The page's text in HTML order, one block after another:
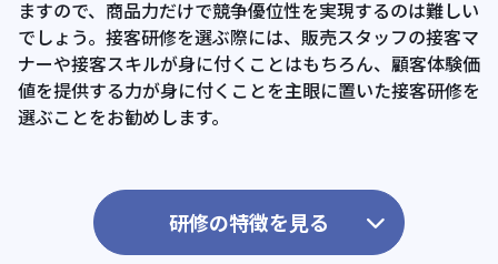
ますので、商品力だけで競争優位性を実現するのは難しい
でしょう。接客研修を選ぶ際には、販売スタッフの接客マ
ナーや接客スキルが身に付くことはもちろん、顧客体験価
値を提供する力が身に付くことを主眼に置いた接客研修を
選ぶことをお勧めします。
研修の特徴を見る